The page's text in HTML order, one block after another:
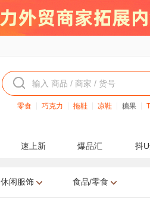
零食 巧克力 拖鞋 凉鞋 糖果
速上新 爆品汇 抖
休闲服饰 食品/零食